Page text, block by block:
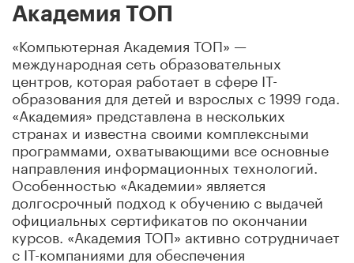
Академия ТОП
«Компьютерная Академия ТОП» —
международная сеть образовательных
центров, которая работает в сфере IT-
образования для детей и взрослых с 1999 года.
«Академия» представлена в нескольких
странах и известна своими комплексными
программами, охватывающими все основные
направления информационных технологий.
Особенностью «Академии» является
долгосрочный подход к обучению с выдачей
официальных сертификатов по окончании
курсов. «Академия ТОП» активно сотрудничает
с IT-компаниями для обеспечения